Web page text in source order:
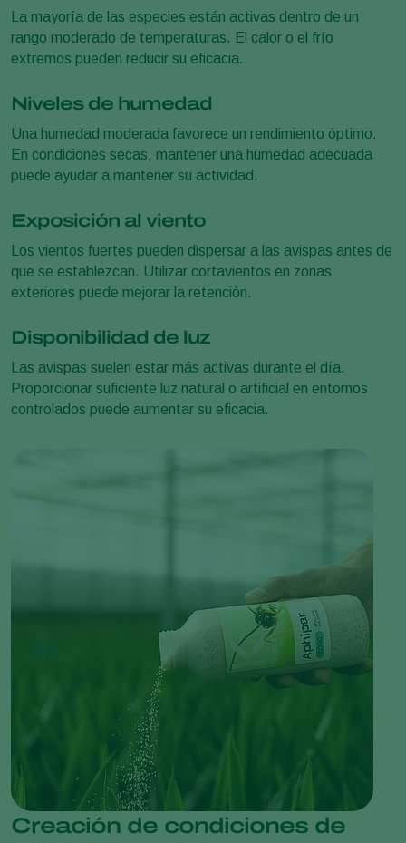
La mayoría de las especies están activas dentro de un
rango moderado de temperaturas. El calor o el frío
extremos pueden reducir su eficacia.
Niveles de humedad
Una humedad moderada favorece un rendimiento óptimo.
En condiciones secas, mantener una humedad adecuada
puede ayudar a mantener su actividad.
Exposición al viento
Los vientos fuertes pueden dispersar a las avispas antes de
que se establezcan. Utilizar cortavientos en zonas
exteriores puede mejorar la retención.
Disponibilidad de luz
Las avispas suelen estar más activas durante el día.
Proporcionar suficiente luz natural o artificial en entornos
controlados puede aumentar su eficacia.
Creación de condiciones de